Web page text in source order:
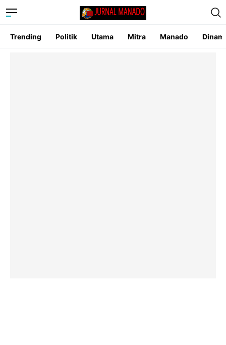
Trending Politik Utama Mitra Manado